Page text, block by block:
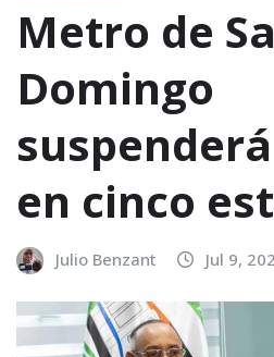
Metro de
Domingo
en cinco
Julio Benzant Jul 9,